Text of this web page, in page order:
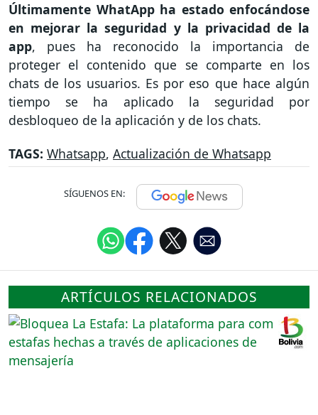
Últimamente WhatApp ha estado enfocándose
en mejorar la seguridad y la privacidad de la
app, pues ha reconocido la importancia de
proteger el contenido que se comparte en los
chats de los usuarios. Es por eso que hace algún
tiempo se ha aplicado la seguridad por
desbloqueo de la aplicación y de los chats.
TAGS: Whatsapp, Actualización de Whatsapp
SÍGUENOS EN:
ARTÍCULOS RELACIONADOS